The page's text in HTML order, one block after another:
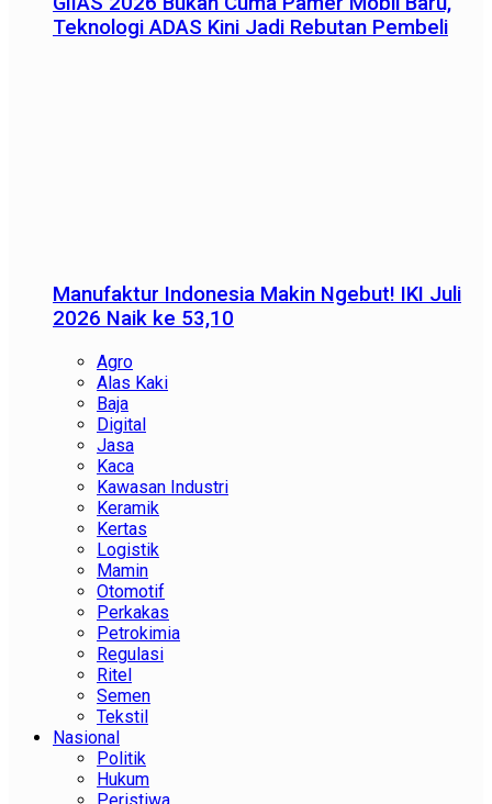
Teknologi ADAS Kini Jadi Rebutan Pembeli
Manufaktur Indonesia Makin Ngebut! IKI Juli
2026 Naik ke 53,10
Agro
Alas Kaki
Baja
Digital
Jasa
Kaca
Kawasan Industri
Keramik
Kertas
Logistik
Mamin
Otomotif
Perkakas
Petrokimia
Regulasi
Ritel
Semen
Tekstil
Nasional
Politik
Hukum